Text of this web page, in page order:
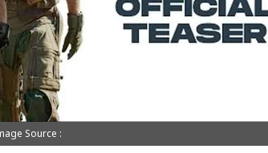
Source :